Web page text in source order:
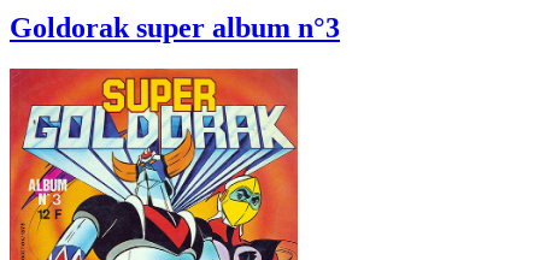
Goldorak super album n°3